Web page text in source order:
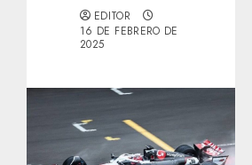
EDITOR
16 DE FEBRERO DE
2025